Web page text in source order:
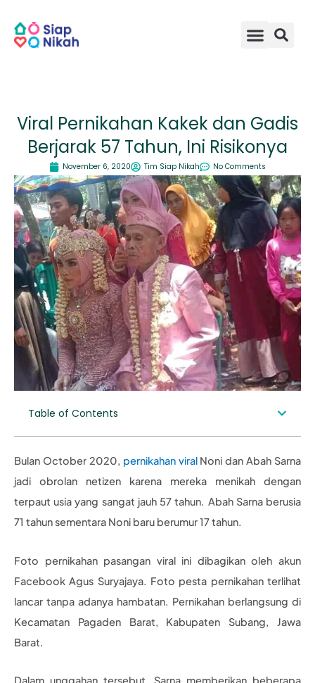
content
Viral Pernikahan Kakek dan Gadis
Berjarak 57 Tahun, Ini Risikonya
November 6, 2020 Tim Siap Nikah No Comments
Table of Contents
Bulan October 2020, pernikahan viralNoni dan Abah Sarna
jadi obrolan netizen karena mereka menikah dengan
terpaut usia yang sangat jauh 57 tahun. Abah Sarna berusia
71 tahun sementara Noni baru berumur 17 tahun.
Foto pernikahan pasangan viral ini dibagikan oleh akun
Facebook Agus Suryajaya. Foto pesta pernikahan terlihat
lancar tanpa adanya hambatan. Pernikahan berlangsung di
Kecamatan Pagaden Barat, Kabupaten Subang, Jawa
Barat.
Dalam unggahan tersebut, Sarna memberikan beberapa